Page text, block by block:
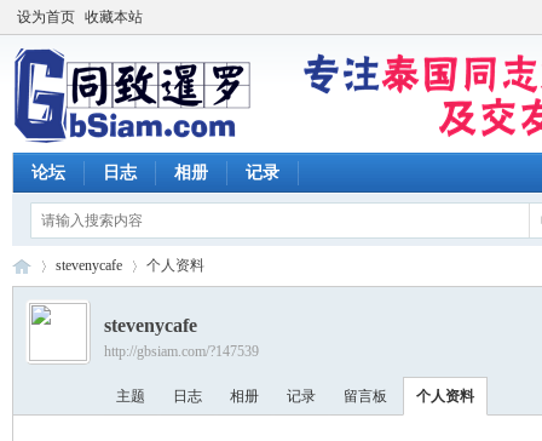
设为首页 收藏本站
论坛 日志 相册 记录
›
stevenycafe 个人资料
stevenycafe
http://gbsiam.com/?147539
主题 日志 相册 记录 留言板 个人资料